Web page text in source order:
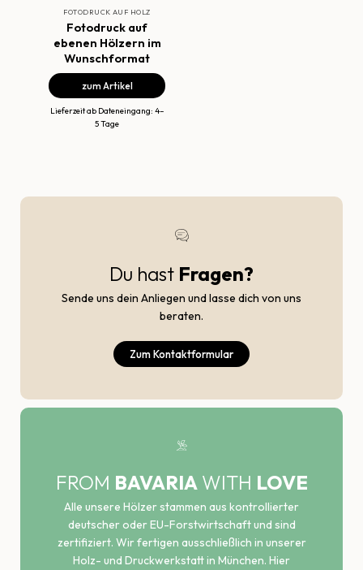
FOTODRUCK AUF HOLZ
Fotodruck auf
ebenen Hölzern im
Wunschformat
zum Artikel
Lieferzeit ab Dateneingang: 4–
5 Tage
Du hast Fragen?
Sende uns dein Anliegen und lasse dich von uns
beraten.
Zum Kontaktformular
FROM BAVARIAWITH LOVE
Alle unsere Hölzer stammen aus kontrollierter
deutscher oder EU-Forstwirtschaft und sind
zertifiziert. Wir fertigen ausschließlich in unserer
Holz- und Druckwerkstatt in München. Hier